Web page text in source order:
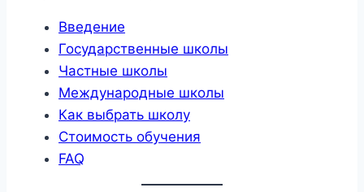
Введение
Государственные школы
Частные школы
Международные школы
Как выбрать школу
Стоимость обучения
FAQ